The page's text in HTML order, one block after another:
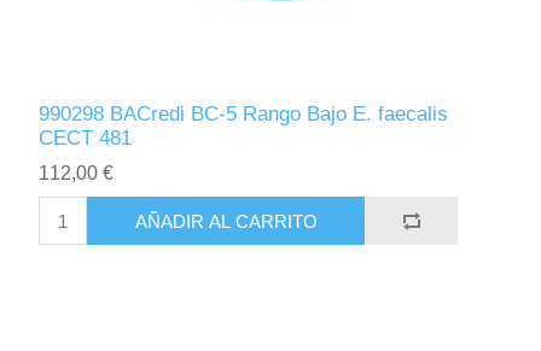
990298 BACredi BC-5 Rango Bajo E. faecalis
CECT 481
112,00 €
AÑADIR AL CARRITO